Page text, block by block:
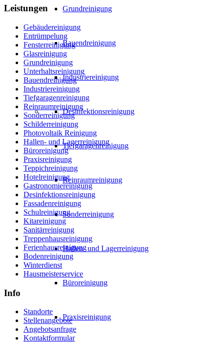
Grundreinigung
Bauendreinigung
Industriereinigung
Desinfektionsreinigung
Tiefgaragenreinigung
Reinraumreinigung
Sonderreinigung
Hallen- und Lagerreinigung
Büroreinigung
Praxisreinigung
Leistungen
Gebäudereinigung
Entrümpelung
Fensterreinigung
Glasreinigung
Grundreinigung
Unterhaltsreinigung
Bauendreinigung
Industriereinigung
Tiefgaragenreinigung
Reinraumreinigung
Sonderreinigung
Schilderreinigung
Photovoltaik Reinigung
Hallen- und Lagerreinigung
Büroreinigung
Praxisreinigung
Teppichreinigung
Hotelreinigung
Gastronomiereinigung
Desinfektionsreinigung
Fassadenreinigung
Schulreinigung
Kitareinigung
Sanitärreinigung
Treppenhausreinigung
Ferienhausreinigung
Bodenreinigung
Winterdienst
Hausmeisterservice
Info
Standorte
Stellenangebote
Angebotsanfrage
Kontaktformular